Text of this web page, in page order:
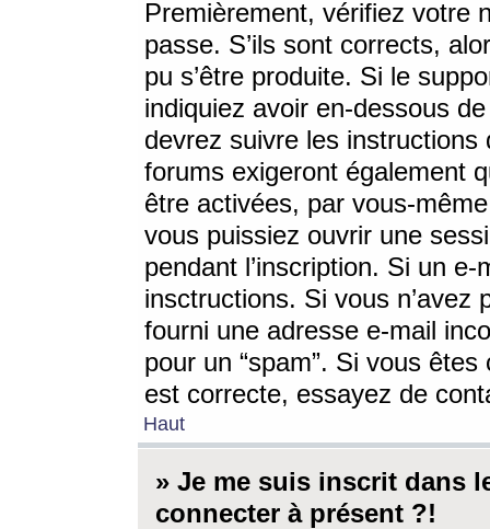
Premièrement, vérifiez votre
passe. S’ils sont corrects,
pu s’être produite. Si le
indiquiez avoir en-dessous
devrez suivre les
forums exigeront également
être activées, par vous-
vous puissiez ouvrir une
pendant l’inscription. Si un
insctructions. Si vous n’avez
fourni une adresse e-mail
pour un “spam”. Si vous
est correcte, essayez de
Haut
» Je me suis inscrit dans
connecter à présent ?!